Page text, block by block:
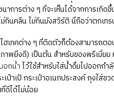
นาการต่าง ๆ ที่จะเห็นได้จากการ
กินคลีน ไม่กินมังสวิรัติ นี่ถือว่าตกเท
ทคต่าง ๆ ที่ติดตัวก็ต้องสามารถต
าพยิ่งดี) เป็นต้น สำหรับของพรีเมี่ย
อกน้ำ ไว้ใช้สำหรับใส่น้ำดื่มไปออกก
เป๋าเป้ กระเป๋าอเนกประสงค์ ถุงใ
ดีได้ไม่น้อย